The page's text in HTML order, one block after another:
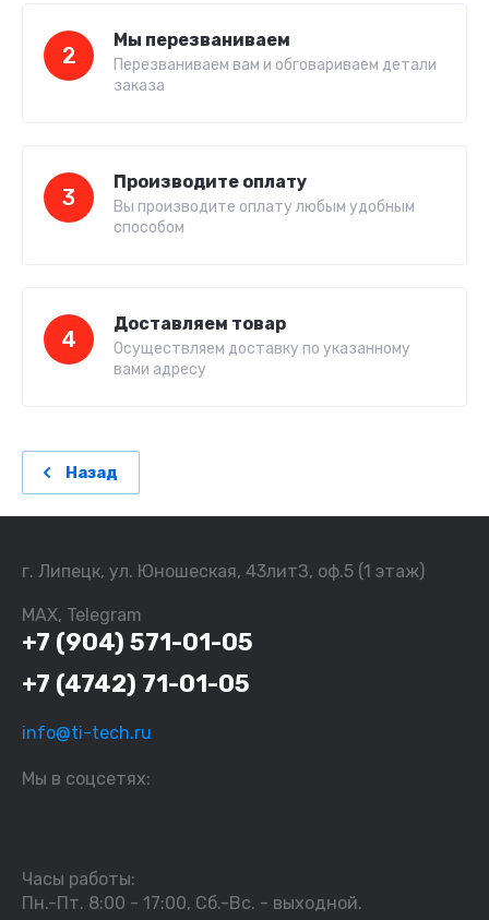
2
Мы перезваниваем
Перезваниваем вам и обговариваем детали
заказа
3
Производите оплату
Вы производите оплату любым удобным
способом
4
Доставляем товар
Осуществляем доставку по указанному
вами адресу
Назад
г. Липецк, ул. Юношеская, 43литЗ, оф.5 (1 этаж)
MAX, Telegram
+7 (904) 571-01-05
+7 (4742) 71-01-05
info@ti-tech.ru
Мы в соцсетях:
Часы работы:
Пн.-Пт. 8:00 - 17:00, Сб.-Вс. - выходной.